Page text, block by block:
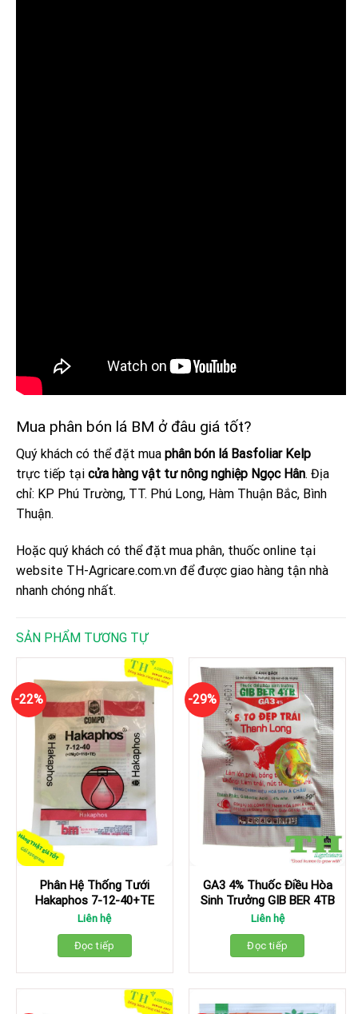
Mua phân bón lá BM ở đâu giá tốt?
Quý khách có thể đặt mua phân bón lá Basfoliar Kelp
trực tiếp tại cửa hàng vật tư nông nghiệp Ngọc Hân. Địa
chỉ: KP Phú Trường, TT. Phú Long, Hàm Thuận Bắc, Bình
Thuận.
Hoặc quý khách có thể đặt mua phân, thuốc online tại
website TH-Agricare.com.vn để được giao hàng tận nhà
nhanh chóng nhất.
SẢN PHẨM TƯƠNG TỰ
-22%
Phân Hệ Thống Tưới
Hakaphos 7-12-40+TE
Liên hệ
Đọc tiếp
-29%
GA3 4% Thuốc Điều Hòa
Sinh Trưởng GIB BER 4TB
Liên hệ
Đọc tiếp